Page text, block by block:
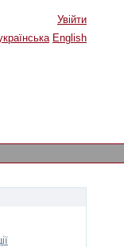
Увійти
English